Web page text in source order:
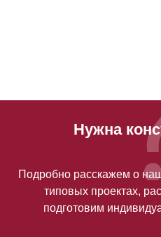
Нужна
Подробно расскажем о
типовых проектах,
подготовим